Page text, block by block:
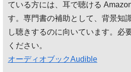
ている方には、耳で聴ける
す。専門書の補助として、背景知
し聴きするのに向いています。必
ください。
オーディオブックAudible